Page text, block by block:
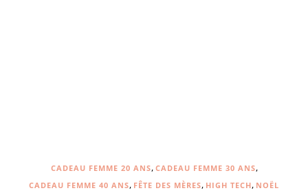
CADEAU FEMME 20 ANS, CADEAU FEMME 30 ANS,
CADEAU FEMME 40 ANS, FÊTE DES MÈRES, HIGH TECH, NOËL